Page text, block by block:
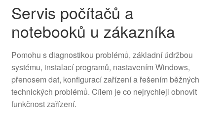
Servis počítačů a
notebooků u zákazníka
Pomohu s diagnostikou problémů, základní údržbou
systému, instalací programů, nastavením Windows,
přenosem dat, konfigurací zařízení a řešením běžných
technických problémů. Cílem je co nejrychleji obnovit
funkčnost zařízení.